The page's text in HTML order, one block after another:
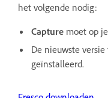
het volgende nodig:
Capture moet op
De nieuwste versie
geïnstalleerd.